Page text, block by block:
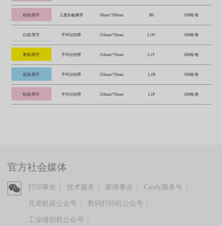
粉底/黑字 儿童热敏腕带 30mm*200mm B8 100根/卷
白底/黑字 手环识别带 254mm*35mm L1W 300根/卷
黄底/黑字 手环识别带 254mm*35mm L1Y 300根/卷
蓝底/黑字 手环识别带 254mm*35mm L1B 300根/卷
粉底/黑字 手环识别带 254mm*35mm L1P 300根/卷
官方社会媒体
官
方
信
打印事业 技术服务 家缝事业 Candy服务号
兄弟机床公众号 数码打印机公众号
工业缝纫机公众号